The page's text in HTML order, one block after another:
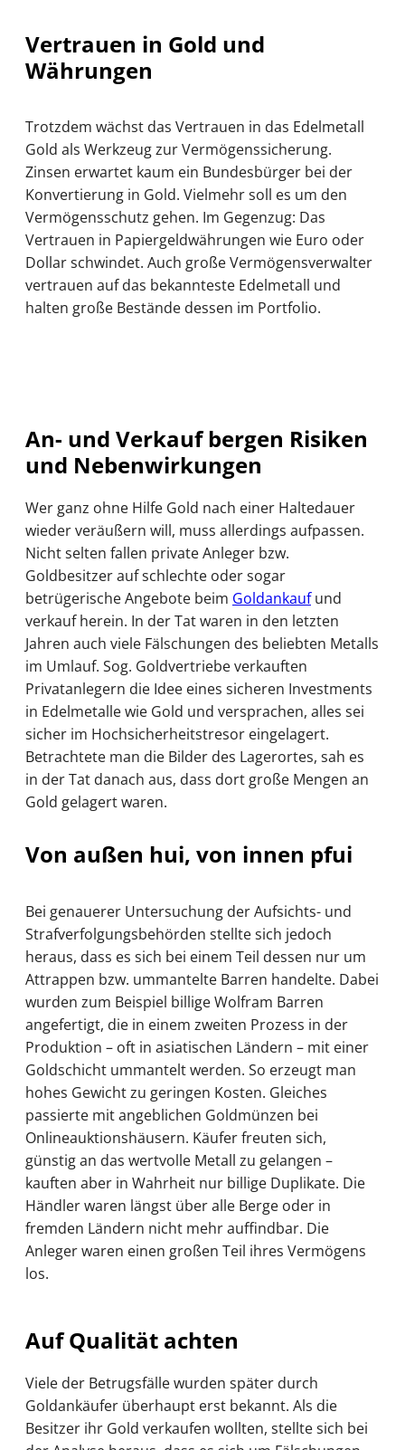
Vertrauen in Gold und
Währungen
Trotzdem wächst das Vertrauen in das Edelmetall
Gold als Werkzeug zur Vermögenssicherung.
Zinsen erwartet kaum ein Bundesbürger bei der
Konvertierung in Gold. Vielmehr soll es um den
Vermögensschutz gehen. Im Gegenzug: Das
Vertrauen in Papiergeldwährungen wie Euro oder
Dollar schwindet. Auch große Vermögensverwalter
vertrauen auf das bekannteste Edelmetall und
halten große Bestände dessen im Portfolio.
An- und Verkauf bergen Risiken
und Nebenwirkungen
Wer ganz ohne Hilfe Gold nach einer Haltedauer
wieder veräußern will, muss allerdings aufpassen.
Nicht selten fallen private Anleger bzw.
Goldbesitzer auf schlechte oder sogar
betrügerische Angebote beim Goldankaufund
verkauf herein. In der Tat waren in den letzten
Jahren auch viele Fälschungen des beliebten Metalls
im Umlauf. Sog. Goldvertriebe verkauften
Privatanlegern die Idee eines sicheren Investments
in Edelmetalle wie Gold und versprachen, alles sei
sicher im Hochsicherheitstresor eingelagert.
Betrachtete man die Bilder des Lagerortes, sah es
in der Tat danach aus, dass dort große Mengen an
Gold gelagert waren.
Von außen hui, von innen pfui
Bei genauerer Untersuchung der Aufsichts- und
Strafverfolgungsbehörden stellte sich jedoch
heraus, dass es sich bei einem Teil dessen nur um
Attrappen bzw. ummantelte Barren handelte. Dabei
wurden zum Beispiel billige Wolfram Barren
angefertigt, die in einem zweiten Prozess in der
Produktion – oft in asiatischen Ländern – mit einer
Goldschicht ummantelt werden. So erzeugt man
hohes Gewicht zu geringen Kosten. Gleiches
passierte mit angeblichen Goldmünzen bei
Onlineauktionshäusern. Käufer freuten sich,
günstig an das wertvolle Metall zu gelangen –
kauften aber in Wahrheit nur billige Duplikate. Die
Händler waren längst über alle Berge oder in
fremden Ländern nicht mehr auffindbar. Die
Anleger waren einen großen Teil ihres Vermögens
los.
Auf Qualität achten
Viele der Betrugsfälle wurden später durch
Goldankäufer überhaupt erst bekannt. Als die
Besitzer ihr Gold verkaufen wollten, stellte sich bei